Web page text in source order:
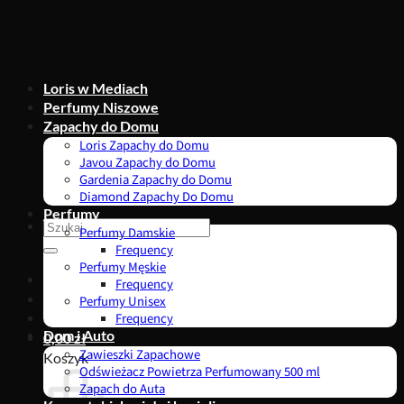
Szukaj:
0,00zł
Koszyk
Loris w Mediach
Perfumy Niszowe
Zapachy do Domu
Loris Zapachy do Domu
Javou Zapachy do Domu
Gardenia Zapachy do Domu
Diamond Zapachy Do Domu
Perfumy
Perfumy Damskie
Frequency
Perfumy Męskie
Frequency
Perfumy Unisex
Frequency
Dom i Auto
Zawieszki Zapachowe
Odświeżacz Powietrza Perfumowany 500 ml
Zapach do Auta